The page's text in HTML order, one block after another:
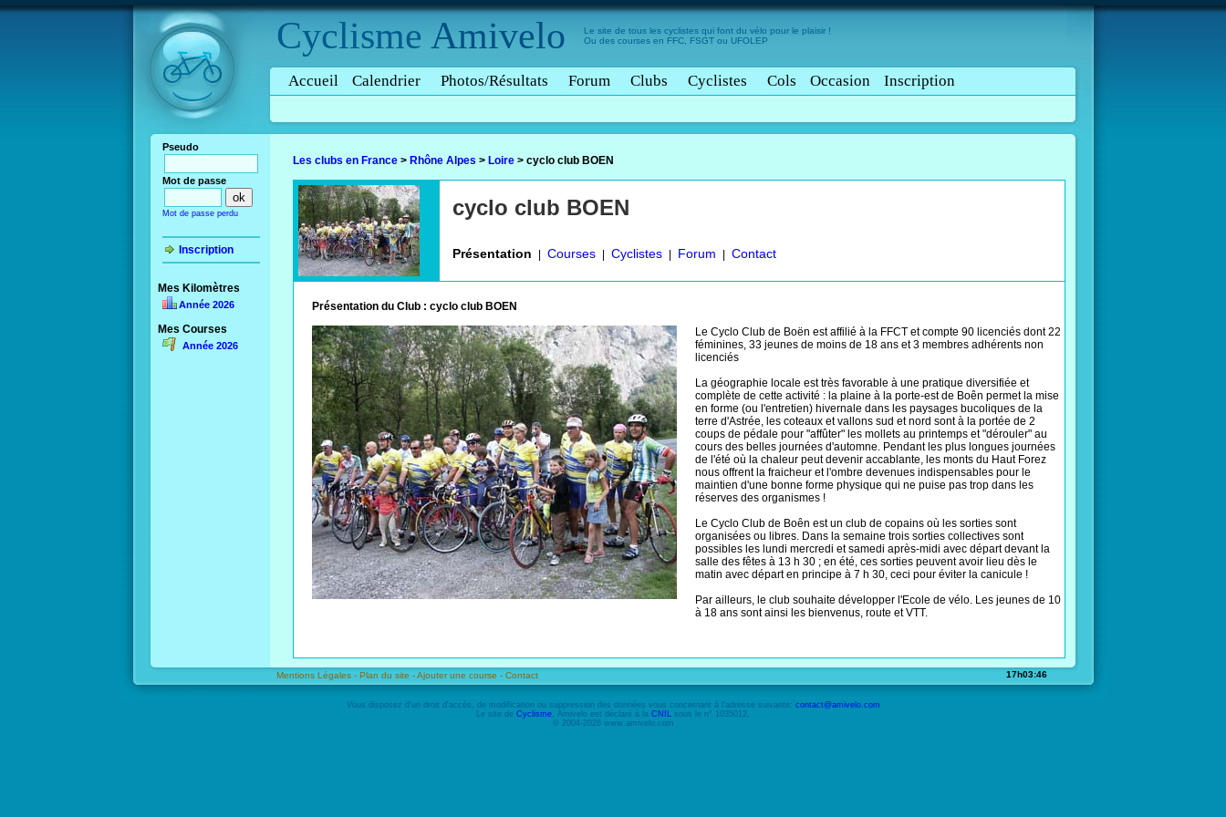
Cyclisme Amivelo
Le site de tous les cyclistes qui font du vélo pour le plaisir !
Ou des courses en FFC, FSGT ou UFOLEP
Accueil Calendrier Photos/Résultats Forum Clubs Cyclistes Cols Occasion Inscription
Pseudo
Mot de passe
Mot de passe perdu
Inscription
Mes Kilomètres
Année 2026
Mes Courses
Année 2026
Les clubs en France > Rhône Alpes > Loire > cyclo club BOEN
cyclo club BOEN
Présentation Courses Cyclistes Forum Contact
Présentation du Club : cyclo club BOEN
Le Cyclo Club de Boën est affilié à la FFCT et compte 90 licenciés dont 22
féminines, 33 jeunes de moins de 18 ans et 3 membres adhérents non
licenciés
La géographie locale est très favorable à une pratique diversifiée et
complète de cette activité : la plaine à la porte-est de Boên permet la mise
en forme (ou l'entretien) hivernale dans les paysages bucoliques de la
terre d'Astrée, les coteaux et vallons sud et nord sont à la portée de 2
coups de pédale pour "affûter" les mollets au printemps et "dérouler" au
cours des belles journées d'automne. Pendant les plus longues journées
de l'été où la chaleur peut devenir accablante, les monts du Haut Forez
nous offrent la fraicheur et l'ombre devenues indispensables pour le
maintien d'une bonne forme physique qui ne puise pas trop dans les
réserves des organismes !
Le Cyclo Club de Boên est un club de copains où les sorties sont
organisées ou libres. Dans la semaine trois sorties collectives sont
possibles les lundi mercredi et samedi après-midi avec départ devant la
salle des fêtes à 13 h 30 ; en été, ces sorties peuvent avoir lieu dès le
matin avec départ en principe à 7 h 30, ceci pour éviter la canicule !
Par ailleurs, le club souhaite développer l'Ecole de vélo. Les jeunes de 10
à 18 ans sont ainsi les bienvenus, route et VTT.
Mentions Légales - Plan du site -Ajouter une course - Contact 17h03:46
Vous disposez d'un droit d'accès, de modification ou suppression des données vous concernant à l'adresse suivante: contact@amivelo.com
Le site de Cyclisme, Amivelo est déclaré à la CNIL sous le n° 1035012.
© 2004-2026 www.amivelo.com